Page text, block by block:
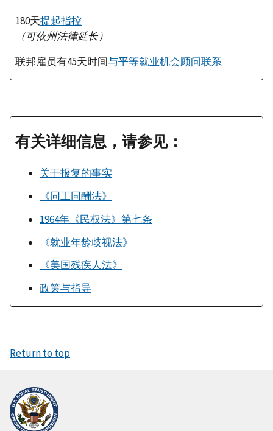
180天提起指控
（可依州法律延长）
联邦雇员有45天时间与平等就业机会顾问联系
有关详细信息，请参见：
关于报复的事实
《同工同酬法》
1964年《民权法》第七条
《就业年龄歧视法》
《美国残疾人法》
政策与指导
Return to top